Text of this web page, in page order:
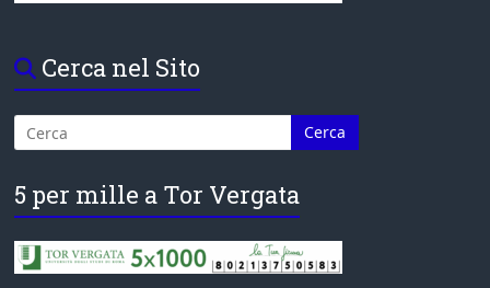
Cerca nel Sito
5 per mille a Tor Vergata